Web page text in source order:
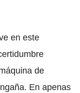
en este
de
En apenas